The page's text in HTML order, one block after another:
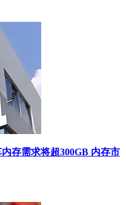
读基金合同、招募说明书等
征。根据汇添富基金风险
险承受能力为C4及以上的
理券商可能收取不超过
构为准。
存需求将超300GB 内存市